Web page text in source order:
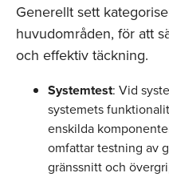
Generellt sett
huvudområden, för att
och effektiv täckning.
Systemtest: Vid
systemets
enskilda
omfattar testning av
gränssnitt och